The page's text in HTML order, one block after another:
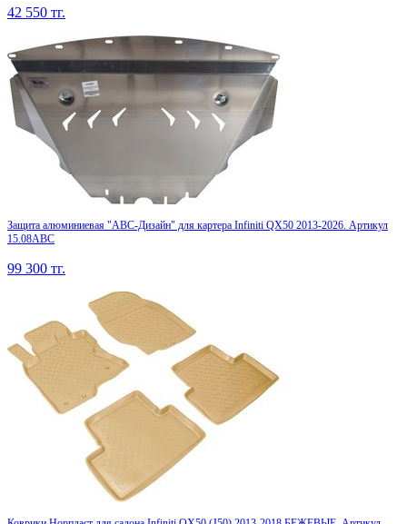
42 550 тг.
Защита алюминиевая "АВС-Дизайн" для картера Infiniti QX50 2013-2026. Артикул
15.08ABC
99 300 тг.